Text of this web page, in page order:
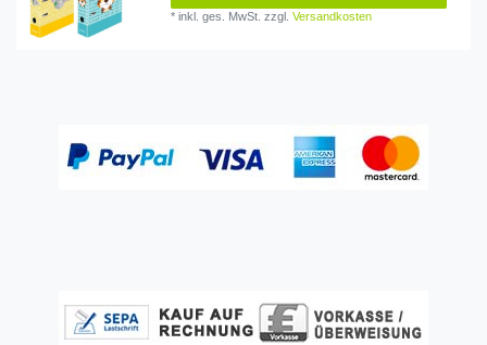
*inkl. ges. MwSt. zzgl.Versandkosten